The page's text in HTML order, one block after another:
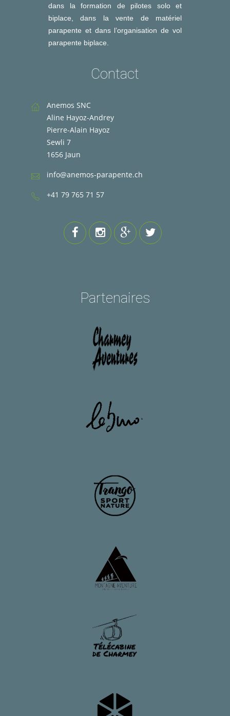
dans la formation de pilotes solo et
biplace, dans la vente de matériel
parapente et dans l’organisation de vol
parapente biplace.
Contact
Anemos SNC
Aline Hayoz-Andrey
Pierre-Alain Hayoz
Sewli 7
1656 Jaun
info@anemos-parapente.ch
+41 79 765 71 57
Partenaires